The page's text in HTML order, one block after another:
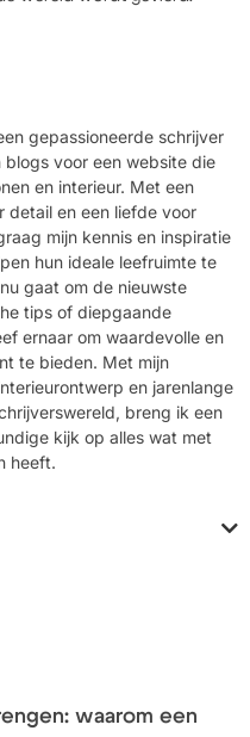
gepassioneerde schrijver
blogs voor een website die
en interieur. Met een
detail en een liefde voor
mijn kennis en inspiratie
hun ideale leefruimte te
gaat om de nieuwste
tips of diepgaande
ernaar om waardevolle en
te bieden. Met mijn
en jarenlange
breng ik een
kijk op alles wat met
heeft.
waarom een